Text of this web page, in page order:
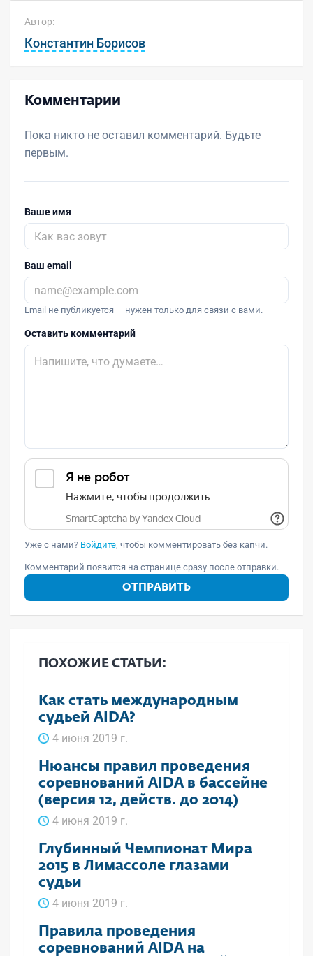
Автор:
Константин Борисов
Комментарии
Пока никто не оставил комментарий. Будьте
первым.
Ваше имя
Ваш email
Email не публикуется — нужен только для связи с вами.
Оставить комментарий
Уже с нами? Войдите, чтобы комментировать без капчи.
Комментарий появится на странице сразу после отправки.
ОТПРАВИТЬ
ПОХОЖИЕ СТАТЬИ:
Как стать международным
судьей AIDA?
4 июня 2019 г.
Нюансы правил проведения
соревнований AIDA в бассейне
(версия 12, действ. до 2014)
4 июня 2019 г.
Глубинный Чемпионат Мира
2015 в Лимассоле глазами
судьи
4 июня 2019 г.
Правила проведения
соревнований AIDA на